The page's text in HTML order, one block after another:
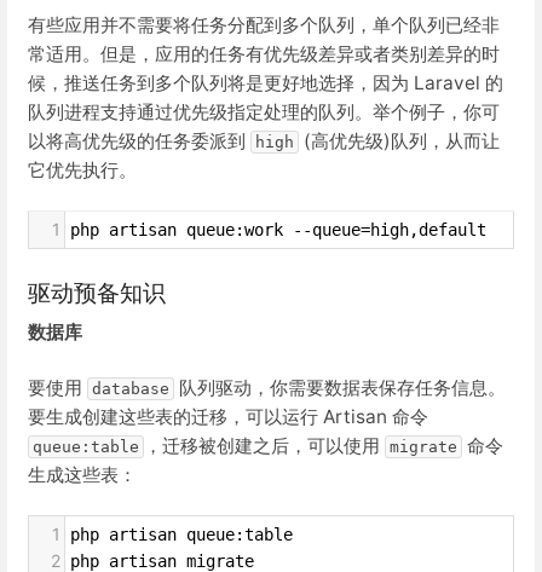
有些应用并不需要将任务分配到多个队列，单个队列已经非
常适用。但是，应用的任务有优先级差异或者类别差异的时
候，推送任务到多个队列将是更好地选择，因为 Laravel 的
队列进程支持通过优先级指定处理的队列。举个例子，你可
以将高优先级的任务委派到
high
(高优先级)队列，从而让
它优先执行。
1 php artisan queue:work --queue=high,default
驱动预备知识
数据库
要使用 database
队列驱动，你需要数据表保存任务信息。
要生成创建这些表的迁移，可以运行 Artisan 命令
queue:table ，迁移被创建之后，可以使用 migrate 命令
生成这些表：
1 php artisan queue:table
2 php artisan migrate